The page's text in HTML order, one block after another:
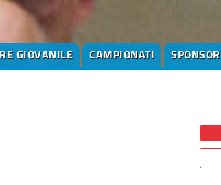
GIOVANILE CAMPIONATI SPONSOR